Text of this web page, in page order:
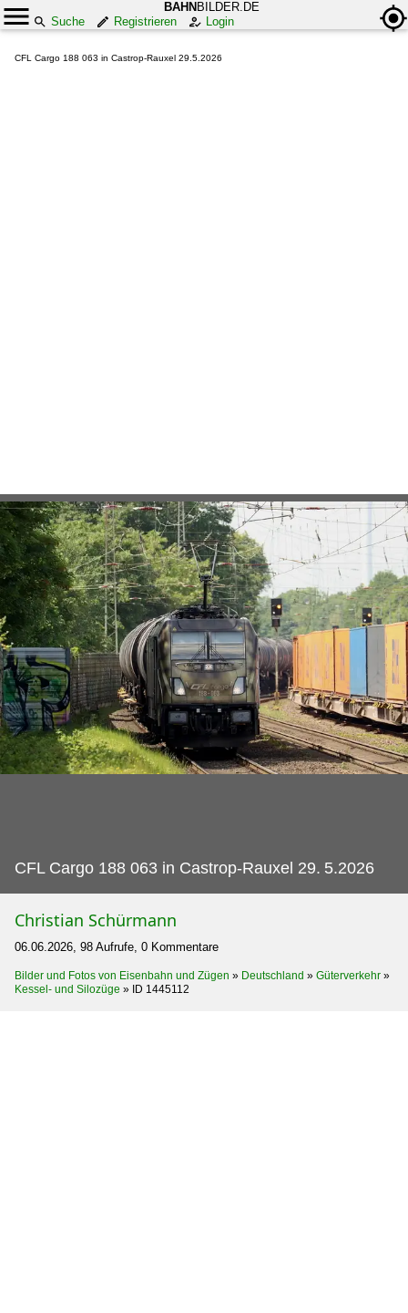
BAHN BILDER.DE
Suche
Registrieren Login
CFL Cargo 188 063 in Castrop-Rauxel 29.5.2026
CFL Cargo 188 063 in Castrop-Rauxel 29. 5.2026
Christian Schürmann
06.06.2026, 98 Aufrufe, 0 Kommentare
Bilder und Fotos von Eisenbahn und Zügen » Deutschland » Güterverkehr »
Kessel- und Silozüge » ID 1445112